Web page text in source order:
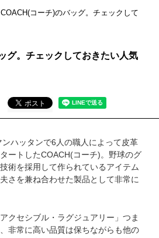
COACH(コーチ)のバッグ。チェックして
グ。チェックしておきたい人気
ハッタンで6人の職人によって皮革
ートしたCOACH(コーチ)。野球のグ
術を採用して作られているアイテム
さを兼ね合わせた製品として非常に
クセシブル・ラグジュアリー」つま
非常に高い品質は保ちながらも他の